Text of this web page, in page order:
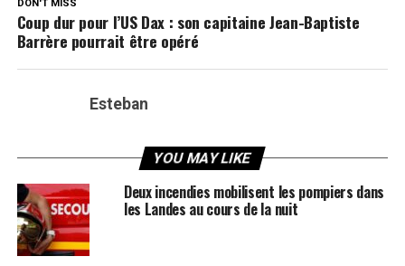
DON'T MISS
Coup dur pour l’US Dax : son capitaine Jean-Baptiste
Barrère pourrait être opéré
Esteban
YOU MAY LIKE
Deux incendies mobilisent les pompiers dans
les Landes au cours de la nuit